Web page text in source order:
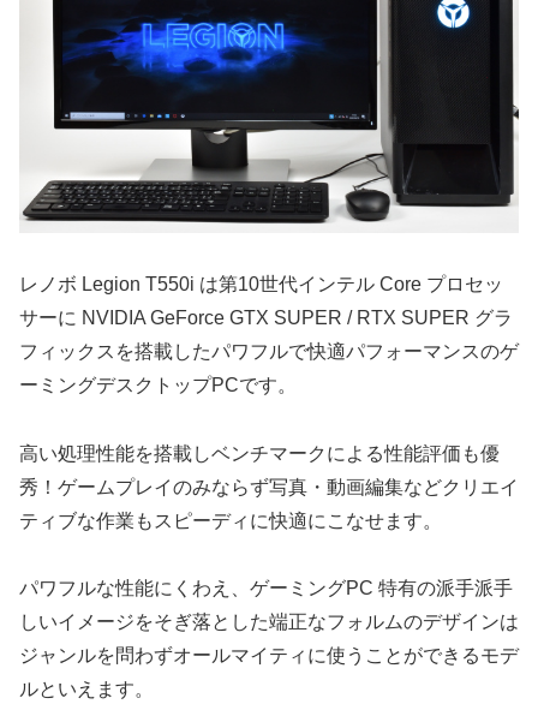
レノボ Legion T550i は第10世代インテル Core プロセッ
サーに NVIDIA GeForce GTX SUPER / RTX SUPER グラ
フィックスを搭載したパワフルで快適パフォーマンスのゲ
ーミングデスクトップPCです。
高い処理性能を搭載しベンチマークによる性能評価も優
秀！ゲームプレイのみならず写真・動画編集などクリエイ
ティブな作業もスピーディに快適にこなせます。
パワフルな性能にくわえ、ゲーミングPC 特有の派手派手
しいイメージをそぎ落とした端正なフォルムのデザインは
ジャンルを問わずオールマイティに使うことができるモデ
ルといえます。